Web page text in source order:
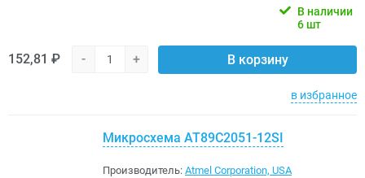
В наличии
6 шт
152,81 ₽ - + В корзину
в избранное
Микросхема AT89C2051-12SI
Производитель: Atmel Corporation, USA